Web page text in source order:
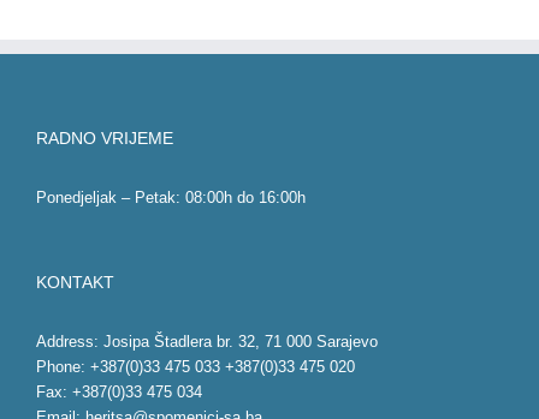
RADNO VRIJEME
Ponedjeljak – Petak: 08:00h do 16:00h
KONTAKT
Address: Josipa Štadlera br. 32, 71 000 Sarajevo
Phone: +387(0)33 475 033 +387(0)33 475 020
Fax: +387(0)33 475 034